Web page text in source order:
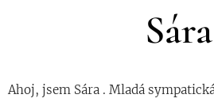
Sára
Ahoj, jsem Sára . Mladá